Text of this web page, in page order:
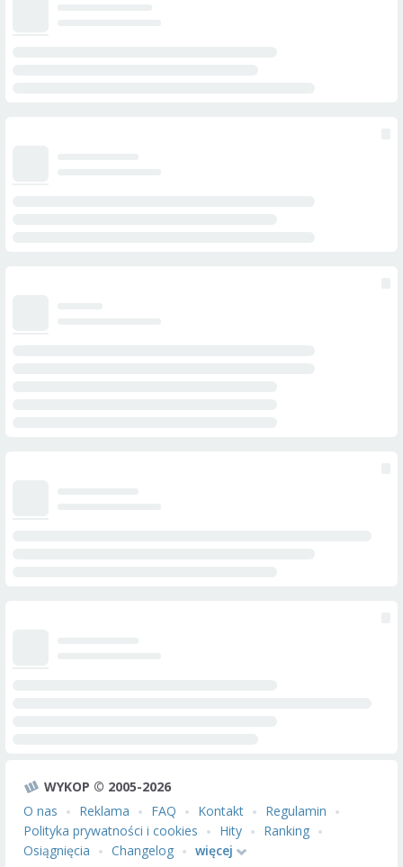
WYKOP © 2005-2026
O nas
Reklama FAQ Kontakt
Regulamin
Polityka prywatności i cookies
Hity
Ranking
Osiągnięcia
Changelog więcej